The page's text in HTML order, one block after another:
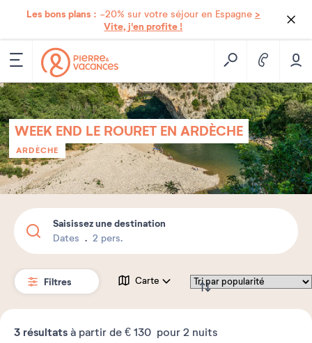
Les bons plans : -20% sur votre séjour en Espagne >
Vite, j'en profite !
WEEK END LE ROURET EN ARDÈCHE
ARDÈCHE
Saisissez une destination
Dates 2 pers.
Filtres Carte
3 résultats à partir de € 130 pour 2 nuits